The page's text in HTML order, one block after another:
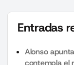
Entradas
Alonso
contempla el